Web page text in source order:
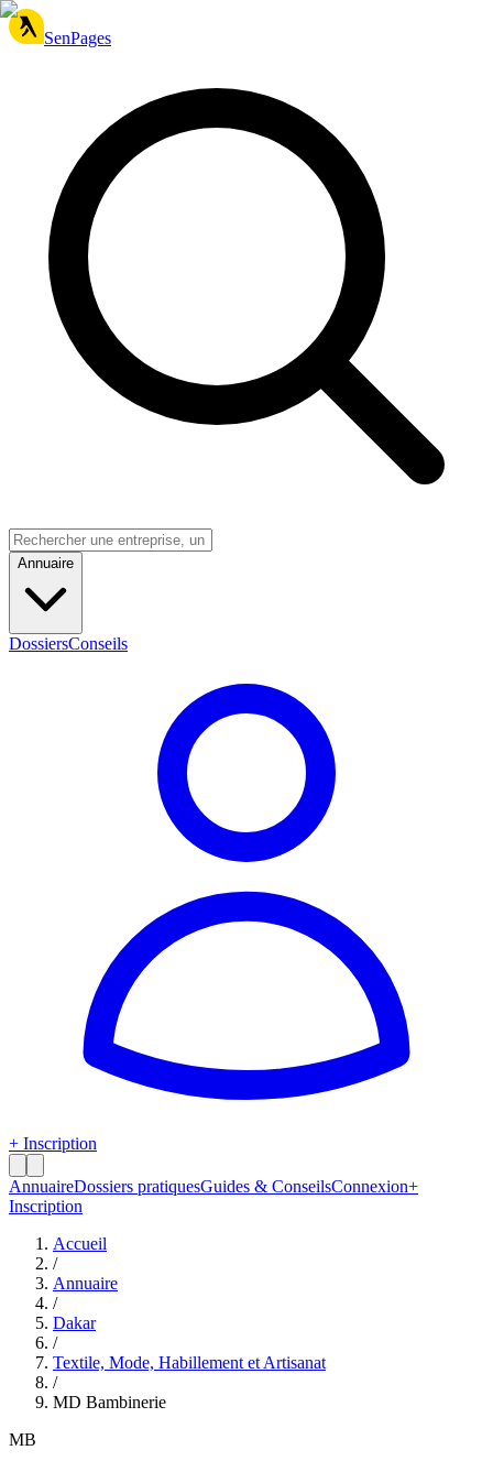
SenPages
Annuaire
DossiersConseils
+ Inscription
AnnuaireDossiers pratiquesGuides & ConseilsConnexion+
Inscription
Accueil
/
Annuaire
/
Dakar
/
Textile, Mode, Habillement et Artisanat
/
MD Bambinerie
MB